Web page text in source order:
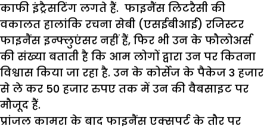
काफी इंट्रैसटिंग लगते हैं. फाइनैंस लिटरैसी की
वकालत हालांकि रचना सेबी (एसईबीआई) रजिस्टर
फाइनैंस इन्फ्लुएंसर नहीं हैं, फिर भी उन के फौलोअर्स
की संख्या बताती है कि आम लोगों द्वारा उन पर कितना
विश्वास किया जा रहा है. उन के कोर्सेज के पैकेज 3 हजार
से ले कर 50 हजार रुपए तक में उन की वैबसाइट पर
मौजूद हैं.
प्रांजल कामरा के बाद फाइनैंस एक्सपर्ट के तौर पर